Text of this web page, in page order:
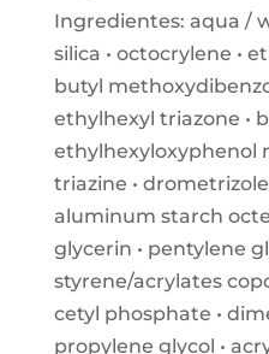
Ingredientes: aqua /
silica • octocrylene •
butyl
ethylhexyl triazone •
ethylhexyloxyphenol
triazine •
aluminum starch
glycerin • pentylene
styrene/acrylates
cetyl phosphate •
propylene glycol •